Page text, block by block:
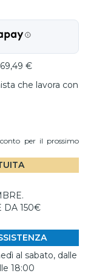
€
che lavora con
per il prossimo
DA 150€
al sabato, dalle
18:00